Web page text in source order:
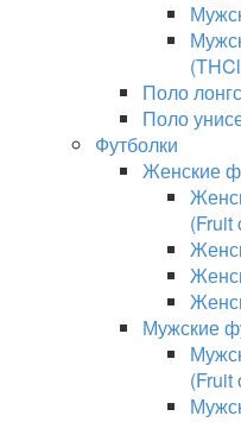
Поло
Поло
Футболки
Женские
(Fruit
Мужские
(Fruit